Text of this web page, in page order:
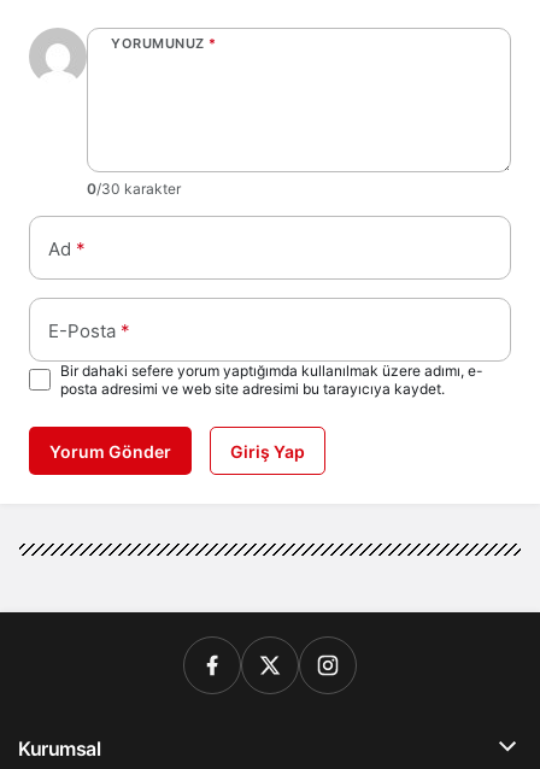
YORUMUNUZ *
0/30 karakter
Ad *
E-Posta *
Bir dahaki sefere yorum yaptığımda kullanılmak üzere adımı, e-
posta adresimi ve web site adresimi bu tarayıcıya kaydet.
Yorum Gönder Giriş Yap
Kurumsal